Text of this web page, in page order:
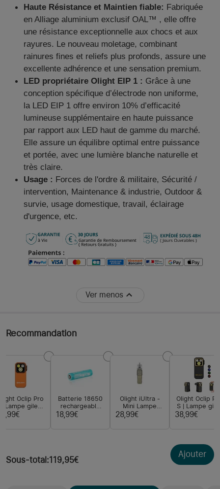
Haute Résistance et Maintien fiable: Fabriquée
en Alliage aluminium exclusif OAL™ , elle offre
une résistance exceptionnelle aux chocs et aux
rayures. Le nouveau moletage, combinant
rainures fines et reliefs plus profonds, assure une
excellente adhérence et une sensation premium.
LED propriétaire Olight EIP 1 : Grâce à une
conception spécifique d’électrode non uniforme,
la LED EIP 1 offre environ 10% d’efficacité
lumineuse supplémentaire en haute puissance
par rapport aux LED haut de gamme du marché.
Elle assure un équilibre optimal entre puissance
et portée, avec une lumière blanche naturelle et
très claire.
Usage : Forces de l'ordre & militaire, Sécurité /
intervention, Maintenance & industrie, Outdoor &
survie, usage domestique, travail, éclairage
d'urgence, etc.
Ver menos
Recommandation
Oclip Pro
| Lampe gilet
500 lm
lumière rouge
Batterie 18650
rechargeable
3500 mAh
18,99€
Olight iUltra -
Mini Lampe
Porte-Clés
Rechargeable
28,99€
Olight Oclip
S | Lampe
tactique 600
avec lumières
38,99€
Sous-total:119,95€
Ajouter